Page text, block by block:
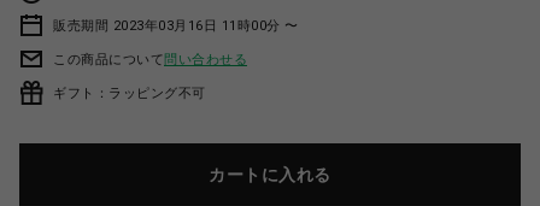
販売期間 2023年03月16日 11時00分 〜
この商品について問い合わせる
ギフト：ラッピング不可
カートに入れる